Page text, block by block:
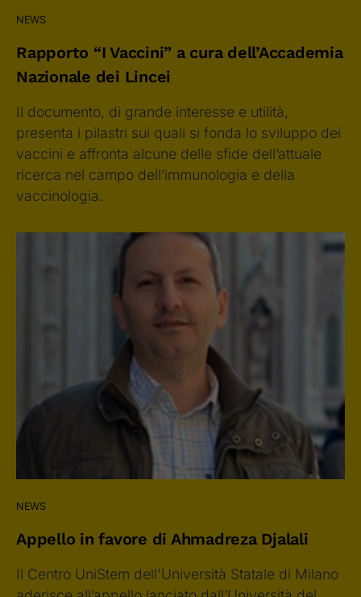
NEWS
Rapporto “I Vaccini” a cura dell’Accademia
Nazionale dei Lincei
Il documento, di grande interesse e utilità,
presenta i pilastri sui quali si fonda lo sviluppo dei
vaccini e affronta alcune delle sfide dell’attuale
ricerca nel campo dell’immunologia e della
vaccinologia.
NEWS
Appello in favore di Ahmadreza Djalali
Il Centro UniStem dell'Università Statale di Milano